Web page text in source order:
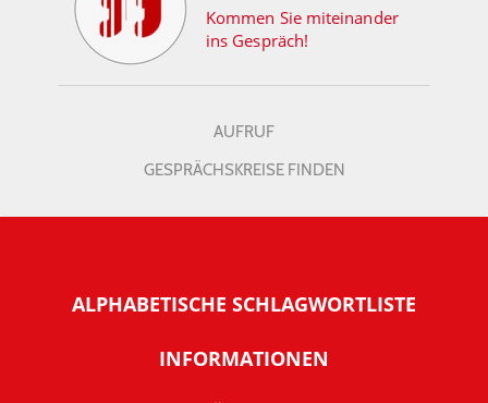
Kommen Sie miteinander
ins Gespräch!
AUFRUF
GESPRÄCHSKREISE FINDEN
ALPHABETISCHE SCHLAGWORTLISTE
INFORMATIONEN
Warum NachDenkSeiten